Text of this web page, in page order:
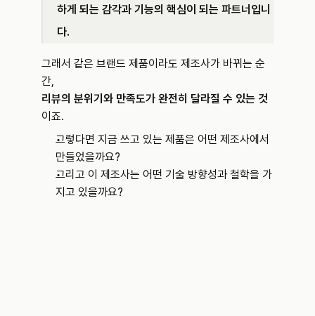
하게 되는 감각과 기능의 핵심이 되는 파트너입니
다.
그래서 같은 브랜드 제품이라도 제조사가 바뀌는 순
간,
리뷰의 분위기와 만족도가 완전히 달라질 수 있는 것
이죠.
그렇다면 지금 쓰고 있는 제품은 어떤 제조사에서
만들었을까요?
그리고 이 제조사는 어떤 기술 방향성과 철학을 가
지고 있을까요?